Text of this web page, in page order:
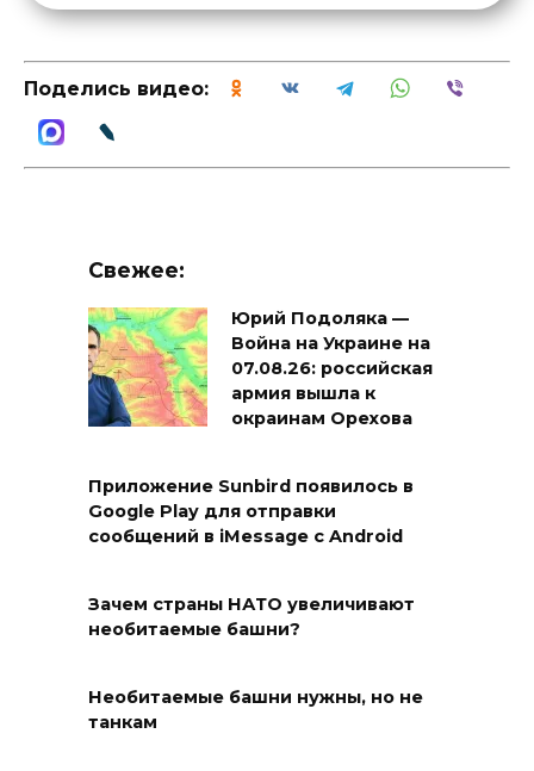
Поделись видео:
Свежее:
Юрий Подоляка —
Война на Украине на
07.08.26: российская
армия вышла к
окраинам Орехова
Приложение Sunbird появилось в
Google Play для отправки
сообщений в iMessage с Android
Зачем страны НАТО увеличивают
необитаемые башни?
Необитаемые башни нужны, но не
танкам